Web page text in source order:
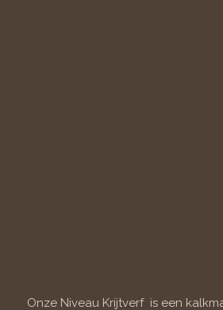
Onze Niveau Krijtverf is een